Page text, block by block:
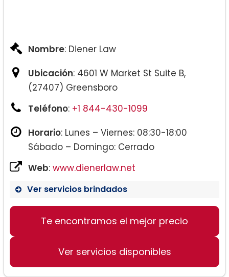
Nombre: Diener Law
Ubicación: 4601 W Market St Suite B,
(27407) Greensboro
Teléfono: +1 844-430-1099
Horario: Lunes – Viernes: 08:30-18:00
Sábado – Domingo: Cerrado
Web: www.dienerlaw.net
Ver servicios brindados
Te encontramos el mejor precio
Ver servicios disponibles